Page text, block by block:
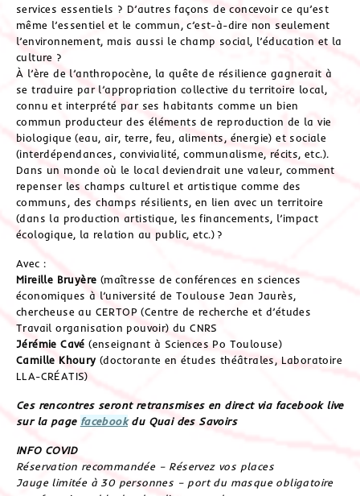
services essentiels ? D’autres façons de concevoir ce qu’est
même l’essentiel et le commun, c’est-à-dire non seulement
l’environnement, mais aussi le champ social, l’éducation et la
culture ?
À l’ère de l’anthropocène, la quête de résilience gagnerait à
se traduire par l’appropriation collective du territoire local,
connu et interprété par ses habitants comme un bien
commun producteur des éléments de reproduction de la vie
biologique (eau, air, terre, feu, aliments, énergie) et sociale
(interdépendances, convivialité, communalisme, récits, etc.).
Dans un monde où le local deviendrait une valeur, comment
repenser les champs culturel et artistique comme des
communs, des champs résilients, en lien avec un territoire
(dans la production artistique, les financements, l’impact
écologique, la relation au public, etc.) ?
Avec :
Mireille Bruyère (maîtresse de conférences en sciences
économiques à l’université de Toulouse Jean Jaurès,
chercheuse au CERTOP (Centre de recherche et d’études
Travail organisation pouvoir) du CNRS
Jérémie Cavé (enseignant à Sciences Po Toulouse)
Camille Khoury (doctorante en études théâtrales, Laboratoire
LLA-CRÉATIS)
Ces rencontres seront retransmises en direct via facebook live
sur la page facebook du Quai des Savoirs
INFO COVID
Réservation recommandée – Réservez vos places
Jauge limitée à 30 personnes – port du masque obligatoire